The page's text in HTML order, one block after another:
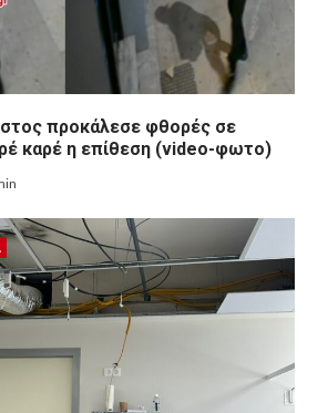
προκάλεσε φθορές σε
καρέ η επίθεση (video-φωτο)